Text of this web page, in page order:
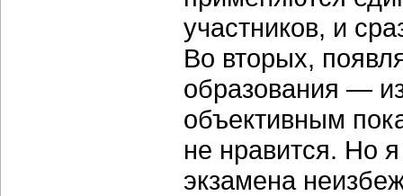
участников, и
Во вторых,
образования —
объективным
не нравится. Но
экзамена